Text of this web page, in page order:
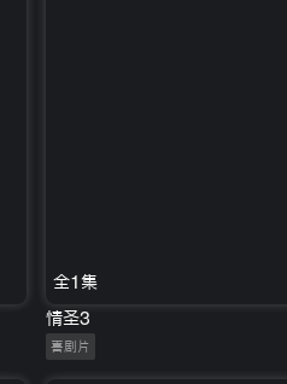
全1集
情圣3
喜剧片